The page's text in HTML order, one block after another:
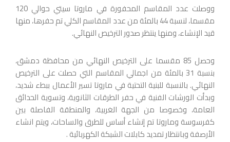
ووصلت عدد المقاسم المحفورة في ماروتا سيتي حوالي 120
مقسما، لنسبة 44 بالمئة من عدد المقاسم الكلي تم حفرها، منها
قيد الإنشاء، ومنها ينتظر صدور الترخيص النهائي.
وحصل 85 مقسما على الترخيص النهائي من محافظة دمشق،
بنسبة 31 بالمئة من اجمالي المقاسم التي حصلت على الترخيص
النهائي. بالنسبة للبنية التحتية في ماروتا تسير الأعمال ببطء شديد،
وبدأت الورشات الفنية في حفر الطرقات الثانوية، وتسوية الحدائق
العامة، وخصوصا من الجهة الغربية، والمنطقة الفاصلة بين
كفرسوسة وماروتا تم إنشاء أساس للطرق والساحات، ويتم انشاء
الأرصفة وبانتظار تمديد كابلات الشبكة الكهربائية .